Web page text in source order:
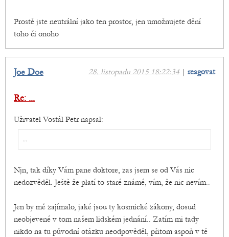
Prostě jste neutrální jako ten prostor, jen umožnujete dění
toho či onoho
28. listopadu 2015 18:22:34 | reagovat
Joe Doe
Re: ...
Uživatel Vostál Petr napsal:
...
Njn, tak díky Vám pane doktore, zas jsem se od Vás nic
nedozvěděl. Ještě že platí to staré známé, vím, že nic nevím..
Jen by mě zajímalo, jaké jsou ty kosmické zákony, dosud
neobjevené v tom našem lidském jednání.. Zatím mi tady
nikdo na tu původní otázku neodpověděl, přitom aspoň v té